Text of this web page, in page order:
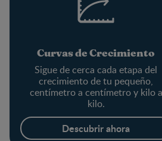
Curvas de Crecimiento
Sigue de cerca cada etapa del
crecimiento de tu pequeño,
centímetro a centímetro y kilo a
kilo.
Descubrir ahora